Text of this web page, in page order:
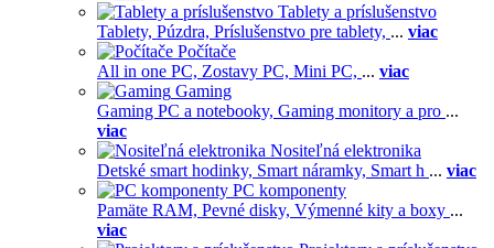
Tablety a príslušenstvo
Tablety, Púzdra, Príslušenstvo pre tablety, ... viac
Počítače
All in one PC, Zostavy PC, Mini PC, ... viac
Gaming
Gaming PC a notebooky, Gaming monitory a pro ...
viac
Nositeľná elektronika
Detské smart hodinky, Smart náramky, Smart h ... viac
PC komponenty
Pamäte RAM, Pevné disky, Výmenné kity a boxy ...
viac